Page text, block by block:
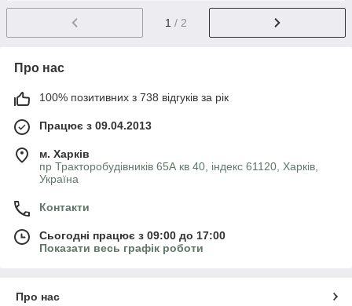
1 / 2
Про нас
100% позитивних з 738 відгуків за рік
Працює з 09.04.2013
м. Харків
пр Тракторобудівників 65А кв 40, індекс 61120, Харків,
Україна
Контакти
Сьогодні працює з 09:00 до 17:00
Показати весь графік роботи
Про нас